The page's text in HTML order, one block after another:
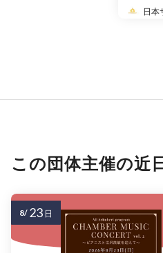
日本
この団体主催の近
8/ 23 日